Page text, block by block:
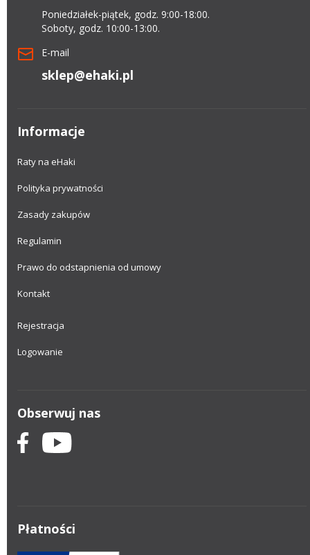
Poniedziałek-piątek, godz. 9:00-18:00.
Soboty, godz. 10:00-13:00.
E-mail
sklep@ehaki.pl
Informacje
Raty na eHaki
Polityka prywatności
Zasady zakupów
Regulamin
Prawo do odstapnienia od umowy
Kontakt
Rejestracja
Logowanie
Obserwuj nas
Płatności